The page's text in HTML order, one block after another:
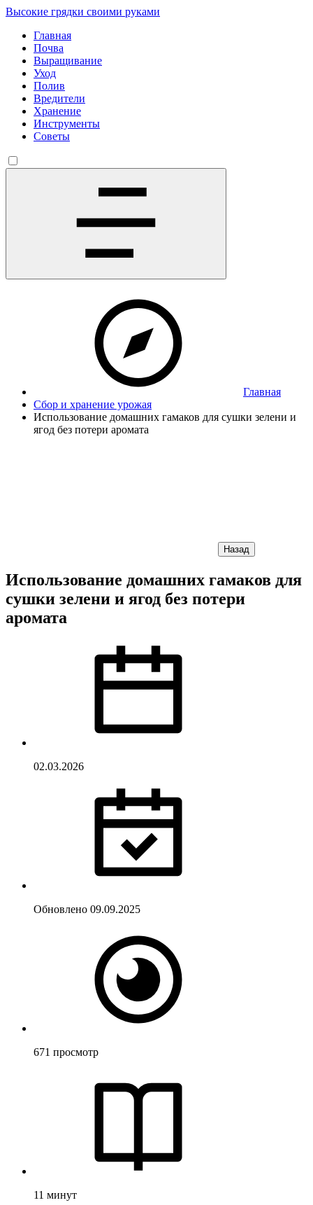
Высокие грядки своими руками
Главная
Почва
Выращивание
Уход
Полив
Вредители
Хранение
Инструменты
Советы
Главная
Сбор и хранение урожая
Использование домашних гамаков для сушки зелени и
ягод без потери аромата
Назад
Использование домашних гамаков для
сушки зелени и ягод без потери
аромата
02.03.2026
Обновлено 09.09.2025
671 просмотр
11 минут